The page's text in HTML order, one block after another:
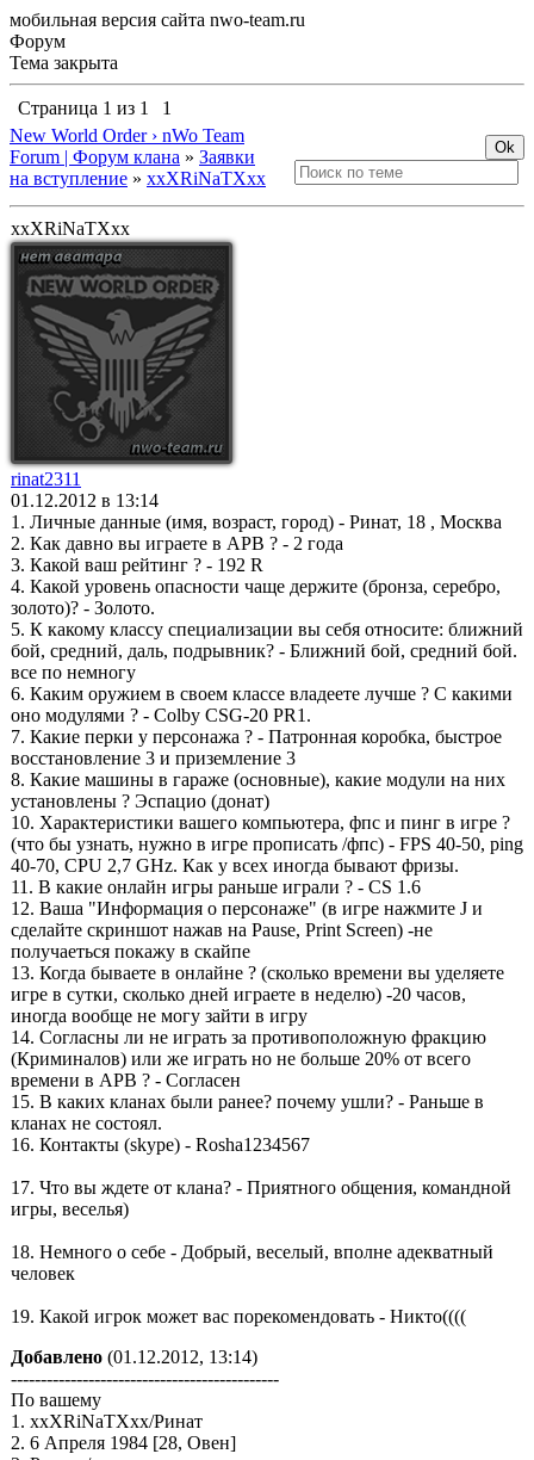
мобильная версия сайта nwo-team.ru
Форум
Тема закрыта
Страница 1 из 1
1
New World Order › nWo Team
Forum | Форум клана » Заявки
на вступление » xxXRiNaTXxx
xxXRiNaTXxx
rinat2311
01.12.2012 в 13:14
1. Личные данные (имя, возраст, город) - Ринат, 18 , Москва
2. Как давно вы играете в APB ? - 2 года
3. Какой ваш рейтинг ? - 192 R
4. Какой уровень опасности чаще держите (бронза, серебро,
золото)? - Золото.
5. К какому классу специализации вы себя относите: ближний
бой, средний, даль, подрывник? - Ближний бой, средний бой.
все по немногу
6. Каким оружием в своем классе владеете лучше ? С какими
оно модулями ? - Colby CSG-20 PR1.
7. Какие перки у персонажа ? - Патронная коробка, быстрое
восстановление 3 и приземление 3
8. Какие машины в гараже (основные), какие модули на них
установлены ? Эспацио (донат)
10. Характеристики вашего компьютера, фпс и пинг в игре ?
(что бы узнать, нужно в игре прописать /фпс) - FPS 40-50, ping
40-70, CPU 2,7 GHz. Как у всех иногда бывают фризы.
11. В какие онлайн игры раньше играли ? - CS 1.6
12. Ваша "Информация о персонаже" (в игре нажмите J и
сделайте скриншот нажав на Pause, Print Screen) -не
получаеться покажу в скайпе
13. Когда бываете в онлайне ? (сколько времени вы уделяете
игре в сутки, сколько дней играете в неделю) -20 часов,
иногда вообще не могу зайти в игру
14. Согласны ли не играть за противоположную фракцию
(Криминалов) или же играть но не больше 20% от всего
времени в APB ? - Согласен
15. В каких кланах были ранее? почему ушли? - Раньше в
кланах не состоял.
16. Контакты (skype) - Rosha1234567
17. Что вы ждете от клана? - Приятного общения, командной
игры, веселья)
18. Немного о себе - Добрый, веселый, вполне адекватный
человек
19. Какой игрок может вас порекомендовать - Никто((((
Добавлено (01.12.2012, 13:14)
---------------------------------------------
По вашему
1. xxXRiNaTXxx/Ринат
2. 6 Апреля 1984 [28, Овен]